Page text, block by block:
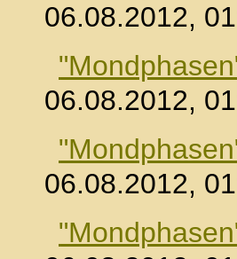
06.08.2012,
06.08.2012,
06.08.2012,